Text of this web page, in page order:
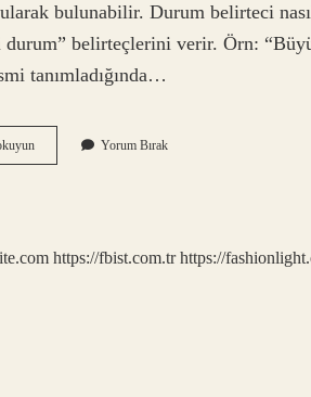
bulunabilir. Durum belirteci
durum” belirteçlerini verir. Örn:
tanımladığında…
Durum
Zarfı
Yorum Bırak
https://fbist.com.tr https://